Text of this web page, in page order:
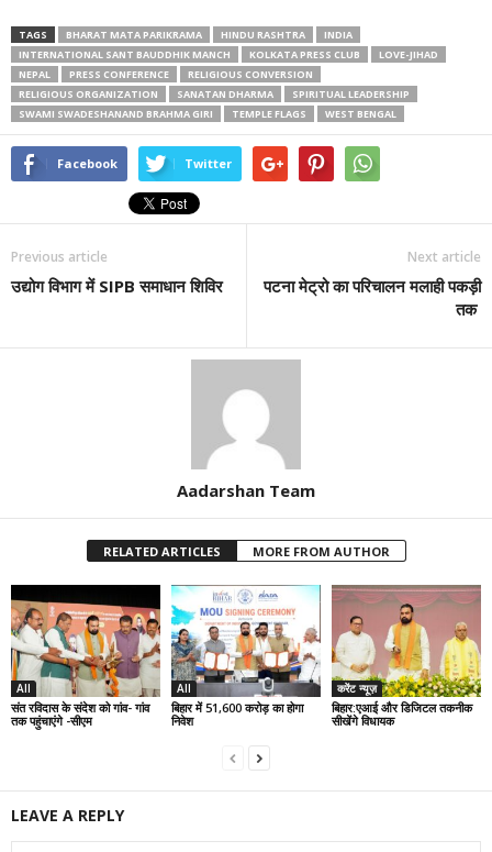
TAGS BHARAT MATA PARIKRAMA HINDU RASHTRA
INDIA
INTERNATIONAL SANT BAUDDHIK MANCH
KOLKATA PRESS CLUB
LOVE-JIHAD
NEPAL
PRESS CONFERENCE
RELIGIOUS CONVERSION
RELIGIOUS ORGANIZATION
SANATAN DHARMA
SPIRITUAL LEADERSHIP
SWAMI SWADESHANAND BRAHMA GIRI
TEMPLE FLAGS WEST BENGAL
Facebook Twitter
Previous article
उद्योग विभाग में SIPB समाधान शिविर
Next article
पटना मेट्रो का परिचालन मलाही पकड़ी
तक
Aadarshan Team
RELATED ARTICLES MORE FROM AUTHOR
All
संत रविदास के संदेश को गांव- गांव
तक पहुंचाएंगे -सीएम
All
बिहार में 51,600 करोड़ का होगा
निवेश
करेंट न्यूज़
बिहार:एआई और डिजिटल तकनीक
सीखेंगे विधायक
LEAVE A REPLY